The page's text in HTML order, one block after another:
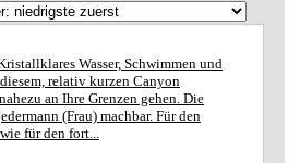
Wasser, Schwimmen und
relativ kurzen Canyon
an Ihre Grenzen gehen. Die
(Frau) machbar. Für den
für den fort...